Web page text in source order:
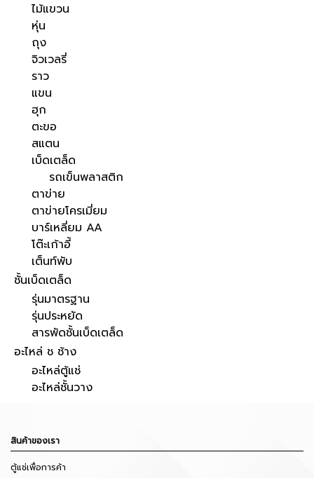
ไม้แขวน
หุ่น
ถุง
จิวเวลรี่
ราว
แขน
ฮุก
ตะขอ
สแตน
เบ็ดเตล็ด
รถเข็นพลาสติก
ตาข่าย
ตาข่ายโครเมี่ยม
บาร์เหลี่ยม AA
โต๊ะเก้าอี้
เต็นท์พับ
ชั้นเบ็ดเตล็ด
รุ่นมาตรฐาน
รุ่นประหยัด
สารพัดชั้นเบ็ดเตล็ด
อะไหล่ ช ช้าง
อะไหล่ตู้แช่
อะไหล่ชั้นวาง
สินค้าของเรา
ตู้แช่เพื่อการค้า